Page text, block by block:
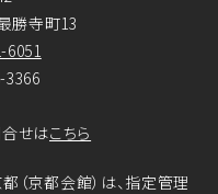
勝寺町13
6051
3366
せはこちら
（京都会館）は、指定管理